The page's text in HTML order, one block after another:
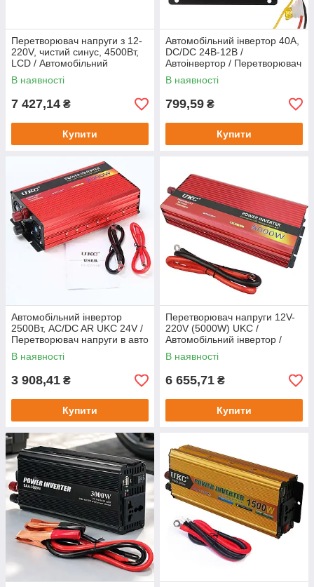
Перетворювач напруги з 12-
220V, чистий синус, 4500Вт,
LCD / Автомобільний
інвертор з чистою
синусоїдою
В наявності
7 427,14 ₴
Купити
Автомобільний інвертор 40A,
DC/DC 24В-12В /
Автоінвертор / Перетворювач
напруги для авто
В наявності
799,59 ₴
Купити
Автомобільний інвертор
2500Вт, AC/DC AR UKC 24V /
Перетворювач напруги в авто
В наявності
3 908,41 ₴
Купити
Перетворювач напруги 12V-
220V (5000W) UKC /
Автомобільний інвертор /
Автоінвертор
В наявності
6 655,71 ₴
Купити